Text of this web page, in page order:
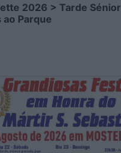
2026 > Tarde
Parque